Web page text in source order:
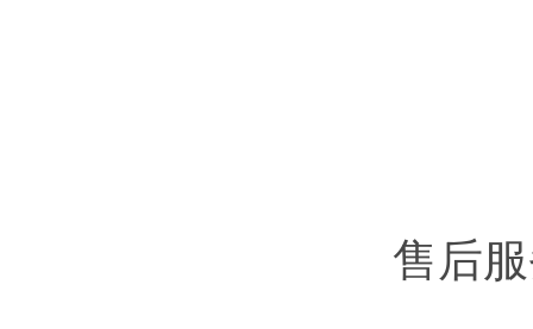
售后